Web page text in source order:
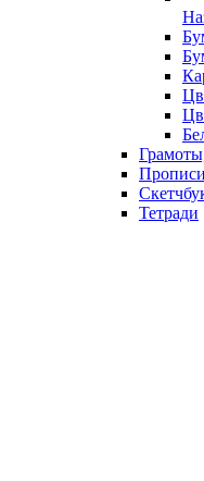
Прописи
Тетради